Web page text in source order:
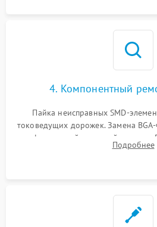
4. Компонентный
Пайка неисправных SMD-
токоведущих дорожек. Замена
инфракрасной паяльной
BIOS или заменаПодробнее